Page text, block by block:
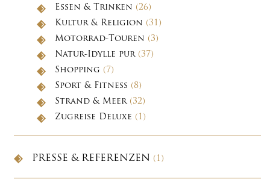
Essen & Trinken (26)
Kultur & Religion (31)
Motorrad-Touren (3)
Natur-Idylle pur(37)
Shopping (7)
Sport & Fitness (8)
Strand & Meer(32)
Zugreise Deluxe (1)
PRESSE & REFERENZEN (1)